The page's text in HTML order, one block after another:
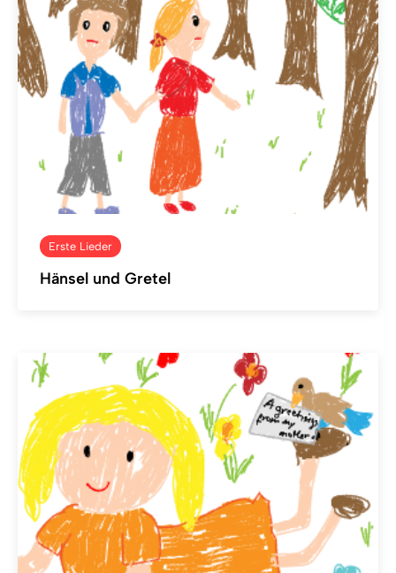
Erste Lieder
Hänsel und Gretel